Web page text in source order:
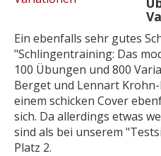
Ein ebenfalls sehr gutes
"Schlingentraining: Das
100 Übungen und 800
Berget und Lennart
einem schicken Cover
sich. Da allerdings etwas
sind als bei unserem
Platz 2.